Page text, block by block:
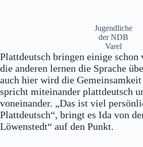
Jugendliche
der NDB
Varel
Plattdeutsch bringen einige schon
die anderen lernen die Sprache
auch hier wird die
spricht miteinander plattdeutsch
voneinander. „Das ist viel
Plattdeutsch“, bringt es Ida von
Löwenstedt“ auf den Punkt.